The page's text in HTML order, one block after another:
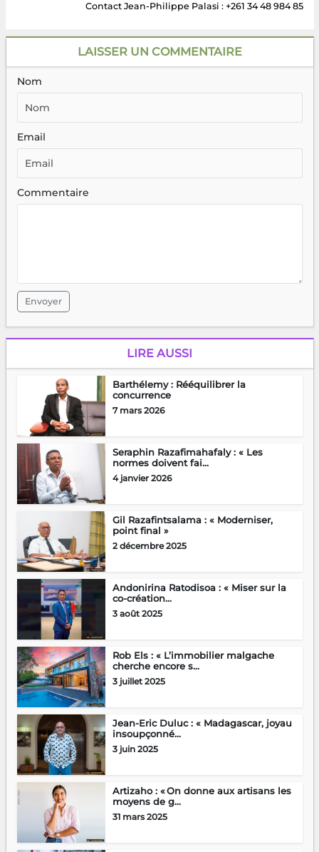
Contact Jean-Philippe Palasi : +261 34 48 984 85
LAISSER UN COMMENTAIRE
Nom
Email
Commentaire
Envoyer
LIRE AUSSI
Barthélemy : Rééquilibrer la
concurrence
7 mars 2026
Seraphin Razafimahafaly : « Les
normes doivent fai...
4 janvier 2026
Gil Razafintsalama : « Moderniser,
point final »
2 décembre 2025
Andonirina Ratodisoa : « Miser sur la
co-création...
3 août 2025
Rob Els : « L’immobilier malgache
cherche encore s...
3 juillet 2025
Jean-Eric Duluc : « Madagascar, joyau
insoupçonné...
3 juin 2025
Artizaho : « On donne aux artisans les
moyens de g...
31 mars 2025